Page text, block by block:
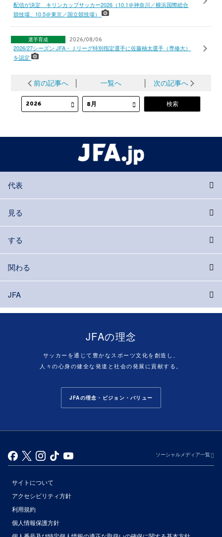
配信が決定 キリンカップサッカー2026（10.1＠神奈川／横浜国際総合
競技場、10.5＠東京／国立競技場）
選手育成 2026/08/06
2026/27シーズン JFA・Ｊリーグ特別指定選手に佐藤柚太選手（専修大）
を認定
前の記事へ 一覧へ 次の記事へ
代表
見る
する
関わる
JFA
JFAの理念
サッカーを通じて豊かなスポーツ文化を創造し、
人々の心身の健全な発達と社会の発展に貢献する。
JFAの理念・ビジョン・バリュー
ソーシャルメディア一覧
サイトについて
アクセシビリティ方針
利用規約
個人情報保護方針